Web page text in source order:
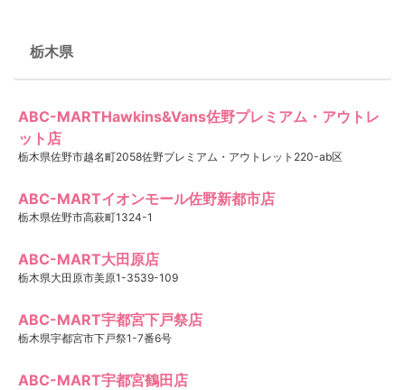
栃木県
ABC-MARTHawkins&Vans佐野プレミアム・アウトレ
ット店
栃木県佐野市越名町2058佐野プレミアム・アウトレット220-ab区
ABC-MARTイオンモール佐野新都市店
栃木県佐野市高萩町1324-1
ABC-MART大田原店
栃木県大田原市美原1-3539-109
ABC-MART宇都宮下戸祭店
栃木県宇都宮市下戸祭1-7番6号
ABC-MART宇都宮鶴田店